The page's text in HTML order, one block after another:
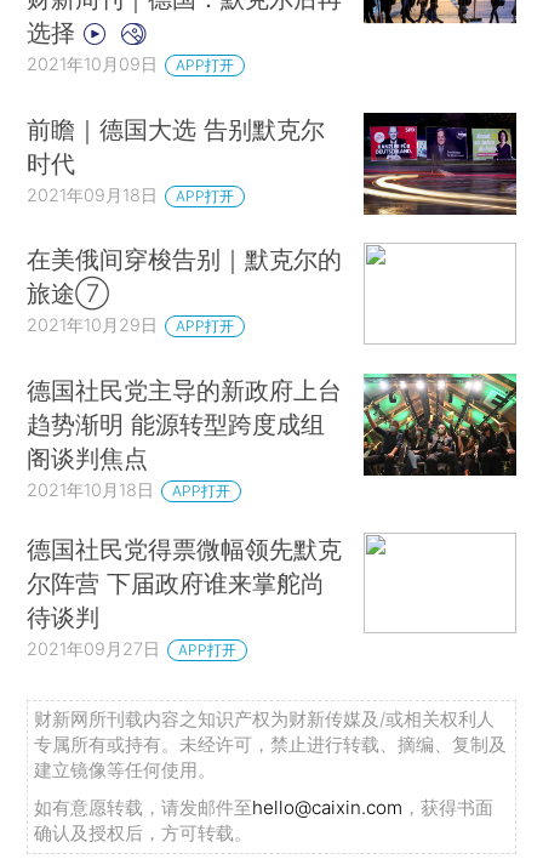
选择
2021年10月09日 APP打开
前瞻｜德国大选 告别默克尔
时代
2021年09月18日 APP打开
在美俄间穿梭告别｜默克尔的
旅途⑦
2021年10月29日 APP打开
德国社民党主导的新政府上台
趋势渐明 能源转型跨度成组
阁谈判焦点
2021年10月18日 APP打开
德国社民党得票微幅领先默克
尔阵营 下届政府谁来掌舵尚
待谈判
2021年09月27日 APP打开
财新网所刊载内容之知识产权为财新传媒及/或相关权利人
专属所有或持有。未经许可，禁止进行转载、摘编、复制及
建立镜像等任何使用。
如有意愿转载，请发邮件至hello@caixin.com ，获得书面
确认及授权后，方可转载。